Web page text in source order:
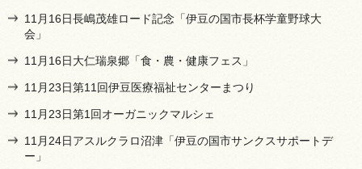
11月16日長嶋茂雄ロード記念「伊豆の国市長杯学童野球大
会」
11月16日大仁瑞泉郷「食・農・健康フェス」
11月23日第11回伊豆医療福祉センターまつり
11月23日第1回オーガニックマルシェ
11月24日アスルクラロ沼津「伊豆の国市サンクスサポートデ
ー」